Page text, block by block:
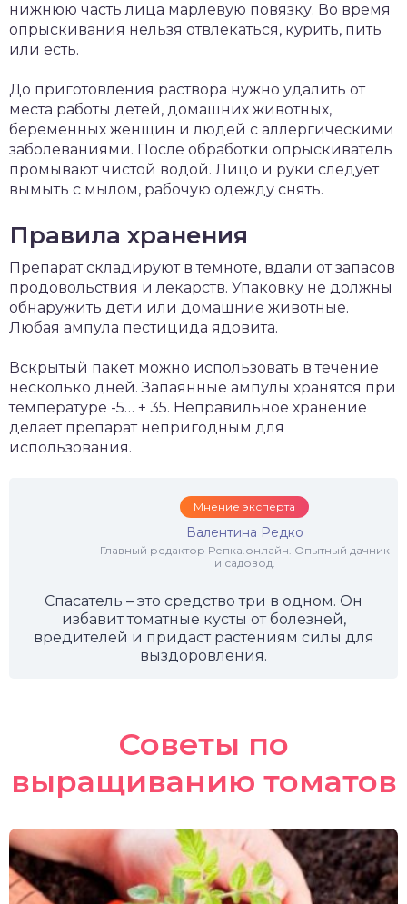
нижнюю часть лица марлевую повязку. Во время
опрыскивания нельзя отвлекаться, курить, пить
или есть.
До приготовления раствора нужно удалить от
места работы детей, домашних животных,
беременных женщин и людей с аллергическими
заболеваниями. После обработки опрыскиватель
промывают чистой водой. Лицо и руки следует
вымыть с мылом, рабочую одежду снять.
Правила хранения
Препарат складируют в темноте, вдали от запасов
продовольствия и лекарств. Упаковку не должны
обнаружить дети или домашние животные.
Любая ампула пестицида ядовита.
Вскрытый пакет можно использовать в течение
несколько дней. Запаянные ампулы хранятся при
температуре -5… + 35. Неправильное хранение
делает препарат непригодным для
использования.
Мнение эксперта
Валентина Редко
Главный редактор Репка.онлайн. Опытный дачник
и садовод.
Спасатель – это средство три в одном. Он
избавит томатные кусты от болезней,
вредителей и придаст растениям силы для
выздоровления.
Советы по
выращиванию томатов